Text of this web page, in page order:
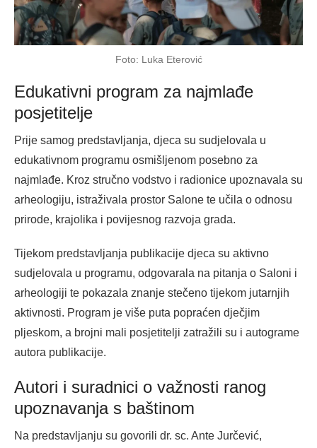
Foto: Luka Eterović
Edukativni program za najmlađe
posjetitelje
Prije samog predstavljanja, djeca su sudjelovala u
edukativnom programu osmišljenom posebno za
najmlađe. Kroz stručno vodstvo i radionice upoznavala su
arheologiju, istraživala prostor Salone te učila o odnosu
prirode, krajolika i povijesnog razvoja grada.
Tijekom predstavljanja publikacije djeca su aktivno
sudjelovala u programu, odgovarala na pitanja o Saloni i
arheologiji te pokazala znanje stečeno tijekom jutarnjih
aktivnosti. Program je više puta popraćen dječjim
pljeskom, a brojni mali posjetitelji zatražili su i autograme
autora publikacije.
Autori i suradnici o važnosti ranog
upoznavanja s baštinom
Na predstavljanju su govorili dr. sc. Ante Jurčević,